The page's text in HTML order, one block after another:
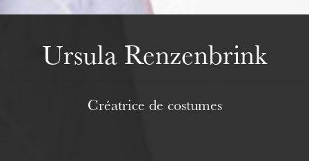
Ursula Renzenbrink
Créatrice de costumes